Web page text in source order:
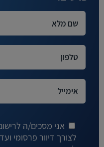
אני מסכים/ה
לצורך דיוור פרסומי